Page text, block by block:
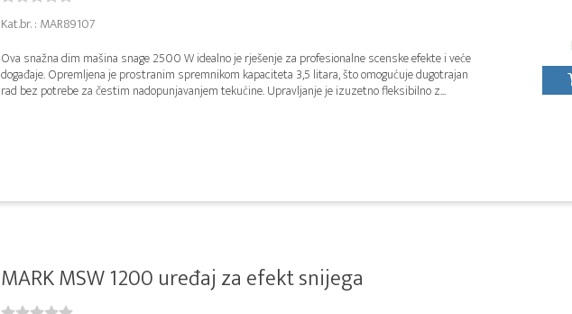
Kat.br. : MAR89107
Ova snažna dim mašina snage 2500 W idealno je rješenje za profesionalne scenske efekte i veće
događaje. Opremljena je prostranim spremnikom kapaciteta 3,5 litara, što omogućuje dugotrajan
rad bez potrebe za čestim nadopunjavanjem tekućine. Upravljanje je izuzetno fleksibilno z...
MARK MSW 1200 uređaj za efekt snijega